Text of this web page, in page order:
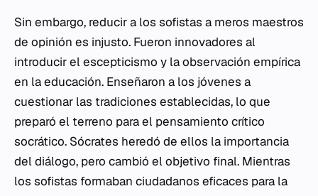
Sin embargo, reducir a los sofistas a meros maestros
de opinión es injusto. Fueron innovadores al
introducir el escepticismo y la observación empírica
en la educación. Enseñaron a los jóvenes a
cuestionar las tradiciones establecidas, lo que
preparó el terreno para el pensamiento crítico
socrático. Sócrates heredó de ellos la importancia
del diálogo, pero cambió el objetivo final. Mientras
los sofistas formaban ciudadanos eficaces para la